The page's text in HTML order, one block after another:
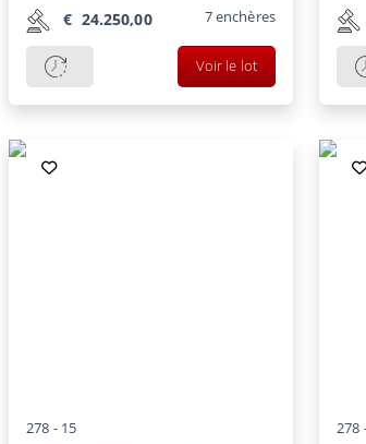
€ 24.250,00 7enchères
Voir le lot
278 - 15 278